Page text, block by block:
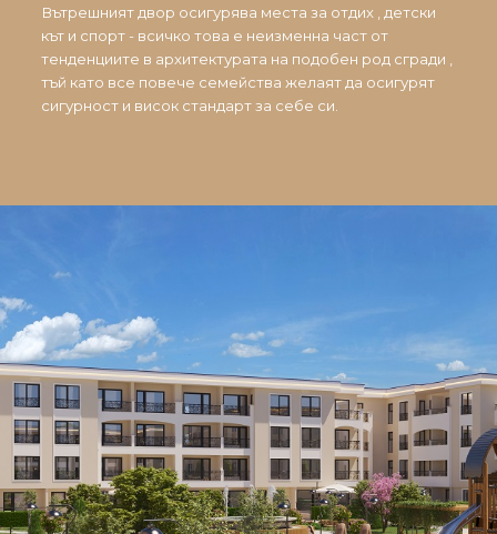
Вътрешният двор осигурява места за отдих , детски
кът и спорт - всичко това е неизменна част от
тенденциите в архитектурата на подобен род сгради ,
тъй като все повече семейства желаят да осигурят
сигурност и висок стандарт за себе си.